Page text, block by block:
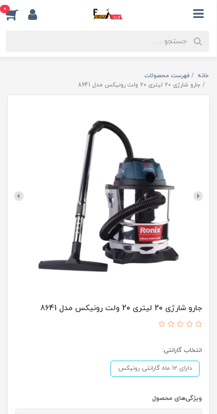
0
خانه
فهرست محصولات
جارو شارژی 20 لیتری 20 ولت رونیکس مدل 8641
جارو شارژی 20 لیتری 20 ولت رونیکس مدل 8641
انتخاب گارانتی:
دارای 12 ماه گارانتی رونیکس
ویژگی‌های محصول